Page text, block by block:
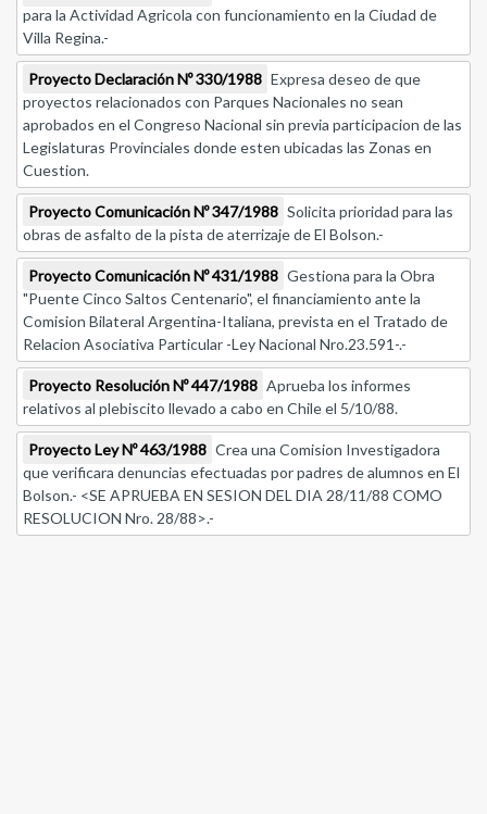
para la Actividad Agricola con funcionamiento en la Ciudad de
Villa Regina.-
Proyecto Declaración Nº 330/1988 Expresa deseo de que
proyectos relacionados con Parques Nacionales no sean
aprobados en el Congreso Nacional sin previa participacion de las
Legislaturas Provinciales donde esten ubicadas las Zonas en
Cuestion.
Proyecto Comunicación Nº 347/1988 Solicita prioridad para las
obras de asfalto de la pista de aterrizaje de El Bolson.-
Proyecto Comunicación Nº 431/1988 Gestiona para la Obra
"Puente Cinco Saltos Centenario", el financiamiento ante la
Comision Bilateral Argentina-Italiana, prevista en el Tratado de
Relacion Asociativa Particular -Ley Nacional Nro.23.591-.-
Proyecto Resolución Nº 447/1988 Aprueba los informes
relativos al plebiscito llevado a cabo en Chile el 5/10/88.
Proyecto Ley Nº 463/1988 Crea una Comision Investigadora
que verificara denuncias efectuadas por padres de alumnos en El
Bolson.- <SE APRUEBA EN SESION DEL DIA 28/11/88 COMO
RESOLUCION Nro. 28/88>.-